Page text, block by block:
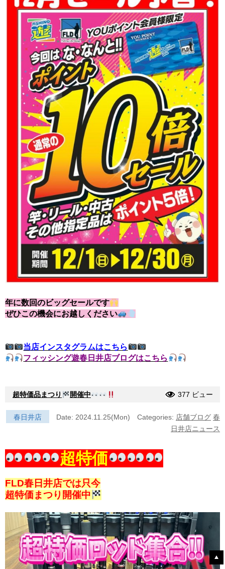
年に数回のビッグセールです
ぜひこの機会にお越しください
当店インスタグラムはこちら
フィッシング遊春日井店ブログはこちら
超特価品まつり 開催中 377 ビュー
春日井店 Date: 2024.11.25(Mon) Categories: 店舗ブログ 春
日井店ニュース
超特価
FLD春日井店では只今
超特価まつり開催中